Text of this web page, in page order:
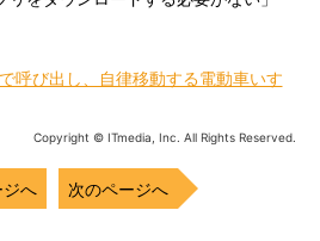
呼び出し、自律移動する電動車いす
Copyright © ITmedia, Inc. All Rights Reserved.
へ 次のページへ